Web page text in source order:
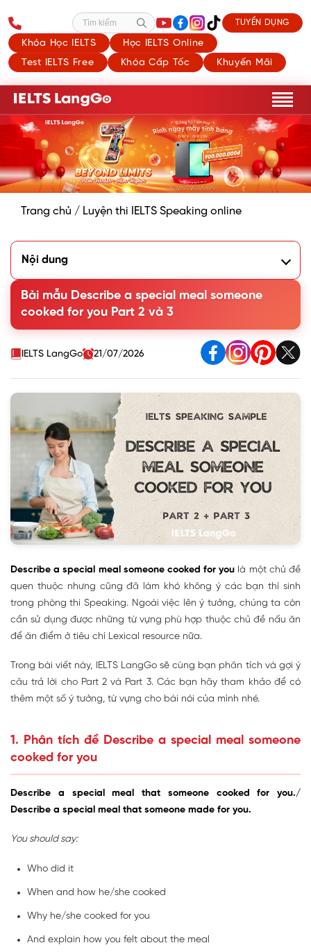
Khóa Học IELTS
Học IELTS Online
Test IELTS Free
Khóa Cấp Tốc Khuyến Mãi
Tìm kiếm TUYỂN DỤNG
Trang chủ / Luyện thi IELTS Speaking online
Nội dung
for you
2. Bài mẫu Describe a special meal someone cooked for
you
3. Part 3 Describe a special meal Questions & Answers
Bài mẫu Describe a special meal someone
cooked for you Part 2 và 3
IELTS LangGo 21/07/2026
Describe a special meal someone cooked for you là một chủ đề
quen thuộc nhưng cũng đã làm khó không ý các bạn thí sinh
trong phòng thi Speaking. Ngoài việc lên ý tưởng, chúng ta còn
cần sử dụng được những từ vựng phù hợp thuộc chủ đề nấu ăn
để ăn điểm ở tiêu chí Lexical resource nữa.
Trong bài viết này, IELTS LangGo sẽ cùng bạn phân tích và gợi ý
câu trả lời cho Part 2 và Part 3. Các bạn hãy tham khảo để có
thêm một số ý tưởng, từ vựng cho bài nói của mình nhé.
1. Phân tích đề Describe a special meal someone
cooked for you
Describe a special meal that someone cooked for you./
Describe a special meal that someone made for you.
You should say:
Who did it
When and how he/she cooked
Why he/she cooked for you
And explain how you felt about the meal